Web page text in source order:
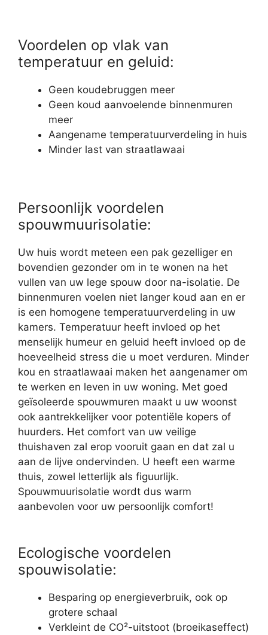
Voordelen op vlak van
temperatuur en geluid:
Geen koudebruggen meer
Geen koud aanvoelende binnenmuren
meer
Aangename temperatuurverdeling in huis
Minder last van straatlawaai
Persoonlijk voordelen
spouwmuurisolatie:
Uw huis wordt meteen een pak gezelliger en
bovendien gezonder om in te wonen na het
vullen van uw lege spouw door na-isolatie. De
binnenmuren voelen niet langer koud aan en er
is een homogene temperatuurverdeling in uw
kamers. Temperatuur heeft invloed op het
menselijk humeur en geluid heeft invloed op de
hoeveelheid stress die u moet verduren. Minder
kou en straatlawaai maken het aangenamer om
te werken en leven in uw woning. Met goed
geïsoleerde spouwmuren maakt u uw woonst
ook aantrekkelijker voor potentiële kopers of
huurders. Het comfort van uw veilige
thuishaven zal erop vooruit gaan en dat zal u
aan de lijve ondervinden. U heeft een warme
thuis, zowel letterlijk als figuurlijk.
Spouwmuurisolatie wordt dus warm
aanbevolen voor uw persoonlijk comfort!
Ecologische voordelen
spouwisolatie:
Besparing op energieverbruik, ook op
grotere schaal
Verkleint de CO²-uitstoot (broeikaseffect)